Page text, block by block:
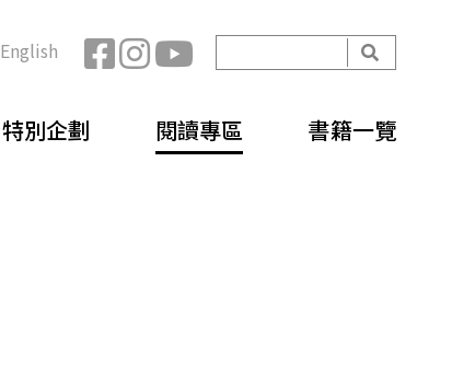
尋
始
尋
English
特別企劃 閱讀專區 書籍一覽